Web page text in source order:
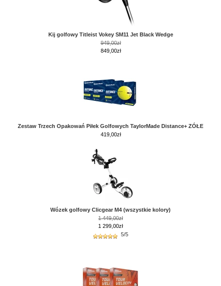
Kij golfowy Titleist Vokey SM11 Jet Black Wedge
949,00zł
849,00zł
Zestaw Trzech Opakowań Piłek Golfowych TaylorMade Distance+ ZÓŁE
419,00zł
Wózek golfowy Clicgear M4 (wszystkie kolory)
1 449,00zł
1 299,00zł
5/5